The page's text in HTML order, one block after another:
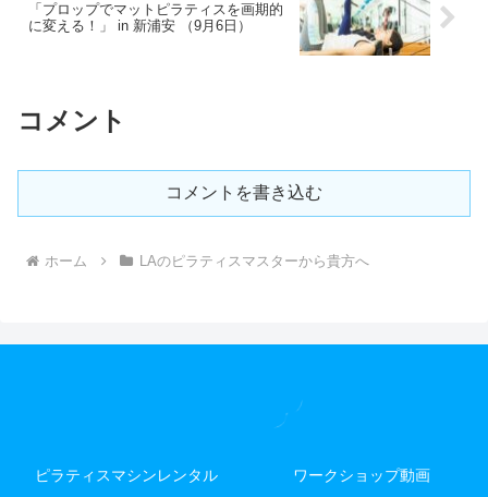
「プロップでマットピラティスを画期的
に変える！」 in 新浦安 （9月6日）
コメント
コメントを書き込む
ホーム LAのピラティスマスターから貴方へ
ピラティスマシンレンタル
ワークショップ動画